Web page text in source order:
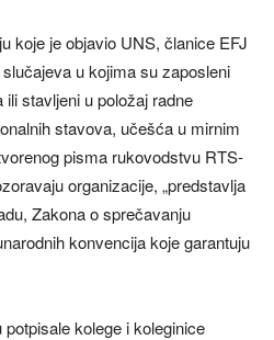
koje je objavio UNS, članice EFJ
u kojima su zaposleni
stavljeni u položaj radne
stavova, učešća u mirnim
pisma rukovodstvu RTS-
organizacije, „predstavlja
Zakona o sprečavanju
konvencija koje garantuju
kolege i koleginice